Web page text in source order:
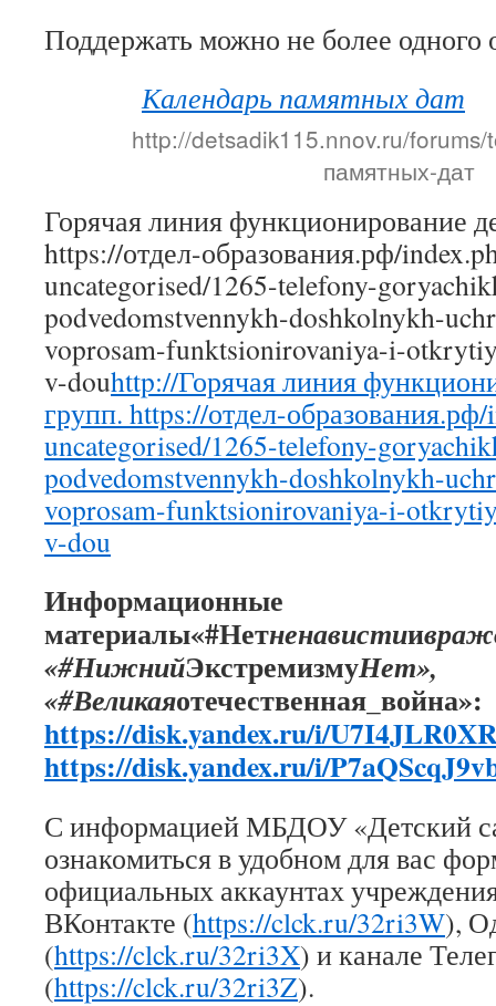
Поддержать можно не более одного
Календарь памятных дат
http://detsadik115.nnov.ru/forums/
памятных-дат
Горячая линия функционирование
https://отдел-образования.рф/
uncategorised/1265-telefony-
podvedomstvennykh-doshkolnykh-
voprosam-funktsionirovaniya-i-
v-douhttp://Горячая линия
групп. https://отдел-
uncategorised/1265-telefony-
podvedomstvennykh-doshkolnykh-
voprosam-funktsionirovaniya-i-
v-dou
Информационные
материалы«#Нетненавистии
«#НижнийЭкстремизмуНет»,
«#Великаяотечественная_война»:
https://disk.yandex.ru/i/
https://disk.yandex.ru/i/
С информацией МБДОУ «Детский
ознакомиться в удобном для вас
официальных аккаунтах
ВКонтакте (https://clck.ru/32ri3W),
(https://clck.ru/32ri3X) и канале
(https://clck.ru/32ri3Z).